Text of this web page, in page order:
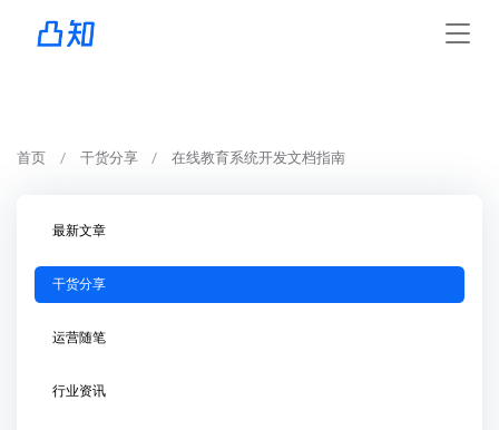
首页 干货分享 在线教育系统开发文档指南
最新文章
干货分享
运营随笔
行业资讯